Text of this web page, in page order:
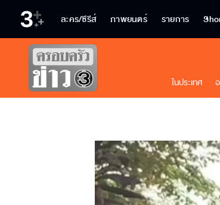
ละคร/ซีรีส์ ภาพยนตร์ รายการ
ในประเทศ